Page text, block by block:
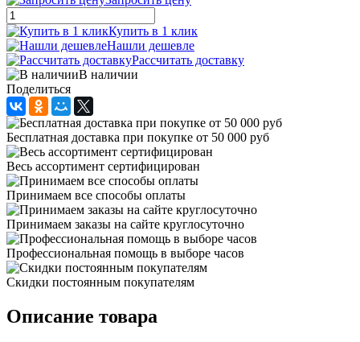
Купить в 1 клик
Нашли дешевле
Рассчитать доставку
В наличии
Поделиться
Бесплатная доставка при покупке от 50 000 руб
Весь ассортимент сертифицирован
Принимаем все способы оплаты
Принимаем заказы на сайте круглосуточно
Профессиональная помощь в выборе часов
Скидки постоянным покупателям
Описание товара